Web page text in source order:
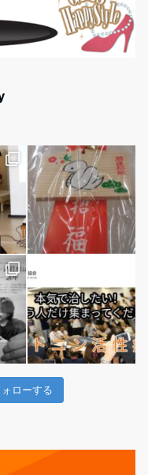
ォローする